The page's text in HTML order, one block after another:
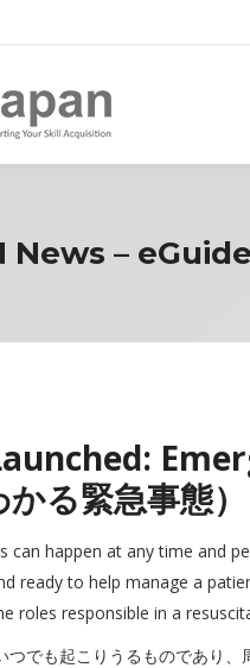
News –
る緊急事態）
can happen at any time and
ready to help manage a
roles responsible in a
つでも起こりうるものであり